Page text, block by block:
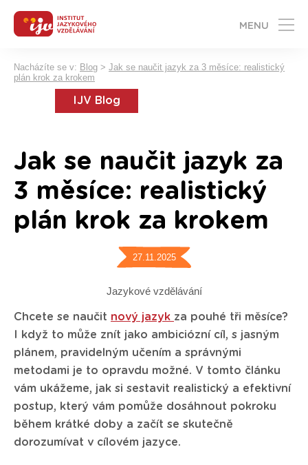
MENU
Nacházíte se v: Blog > Jak se naučit jazyk za 3 měsíce: realistický
plán krok za krokem
IJV Blog
Jak se naučit jazyk za
3 měsíce: realistický
plán krok za krokem
27.11.2025
Jazykové vzdělávání
Chcete se naučit nový jazyk za pouhé tři měsíce?
I když to může znít jako ambiciózní cíl, s jasným
plánem, pravidelným učením a správnými
metodami je to opravdu možné. V tomto článku
vám ukážeme, jak si sestavit realistický a efektivní
postup, který vám pomůže dosáhnout pokroku
během krátké doby a začít se skutečně
dorozumívat v cílovém jazyce.